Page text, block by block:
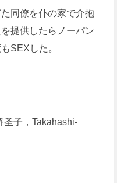
同僚を仆の家で介抱
提供したらノーパン
SEXした。
圣子，Takahashi-